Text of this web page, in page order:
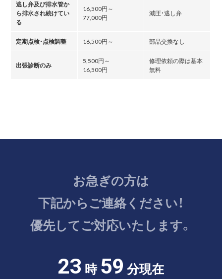
逃し弁及び排水管か
ら排水され続けてい
る
16,500円～
77,000円
減圧・逃し弁
定期点検・点検調整 16,500円～ 部品交換なし
出張診断のみ
5,500円～
16,500円
修理依頼の際は基本
無料
お急ぎの方は
下記からご連絡ください！
優先してご対応いたします。
23 時59 分現在